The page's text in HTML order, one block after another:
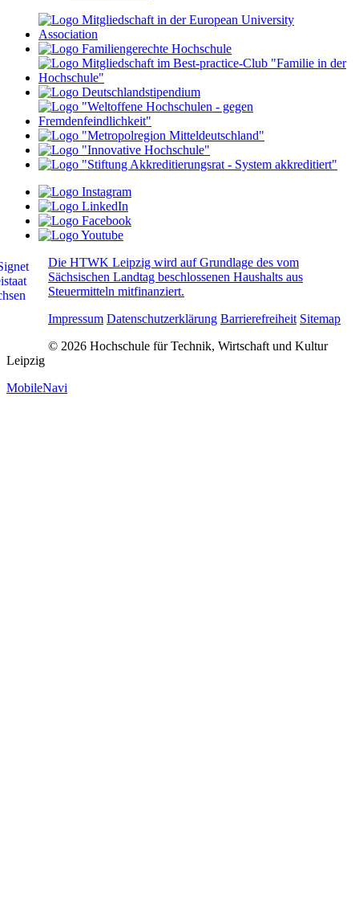
Die HTWK Leipzig wird auf Grundlage des vom
Sächsischen Landtag beschlossenen Haushalts aus
Steuermitteln mitfinanziert.
Impressum Datenschutzerklärung Barrierefreiheit Sitemap
© 2026 Hochschule für Technik, Wirtschaft und Kultur
Leipzig
MobileNavi